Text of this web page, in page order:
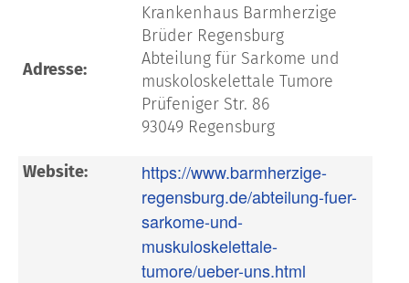
Adresse:
Krankenhaus Barmherzige
Brüder Regensburg
Abteilung für Sarkome und
muskoloskelettale Tumore
Prüfeniger Str. 86
93049 Regensburg
Website:
https://www.barmherzige-
regensburg.de/abteilung-fuer-
sarkome-und-
muskuloskelettale-
tumore/ueber-uns.html